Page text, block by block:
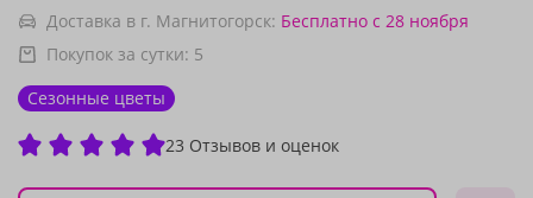
Доставка в г. Магнитогорск: Бесплатно с 28 ноября
Покупок за сутки: 5
Сезонные цветы
23 Отзывов и оценок